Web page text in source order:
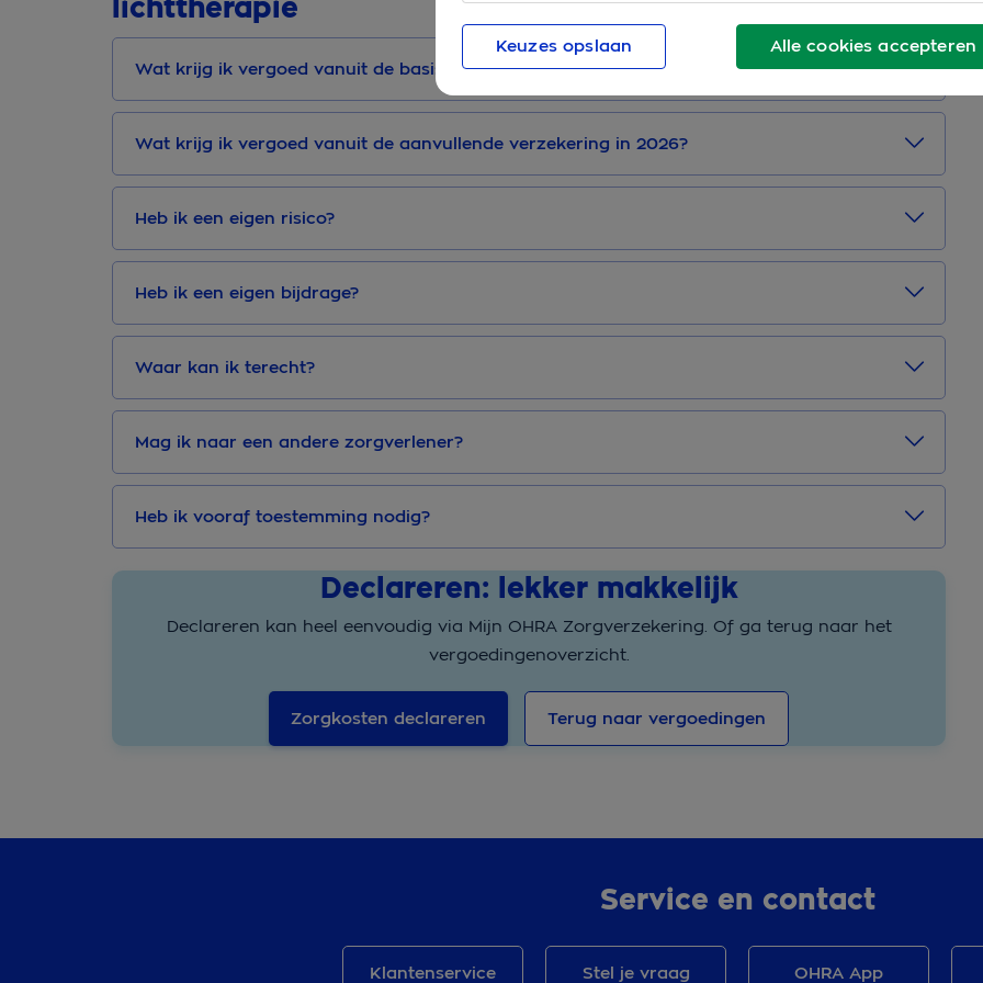
lichttherapie
Wat krijg ik vergoed vanuit de basisverzekering in 2026?
Wat krijg ik vergoed vanuit de aanvullende verzekering in 2026?
Heb ik een eigen risico?
Heb ik een eigen bijdrage?
Waar kan ik terecht?
Mag ik naar een andere zorgverlener?
Heb ik vooraf toestemming nodig?
Declareren: lekker makkelijk
Declareren kan heel eenvoudig via Mijn OHRA Zorgverzekering. Of ga terug naar het
vergoedingenoverzicht.
Zorgkosten declareren Terug naar vergoedingen
Service en contact
Klantenservice Stel je vraag OHRA App
Alle cookies accepteren
Keuzes opslaan